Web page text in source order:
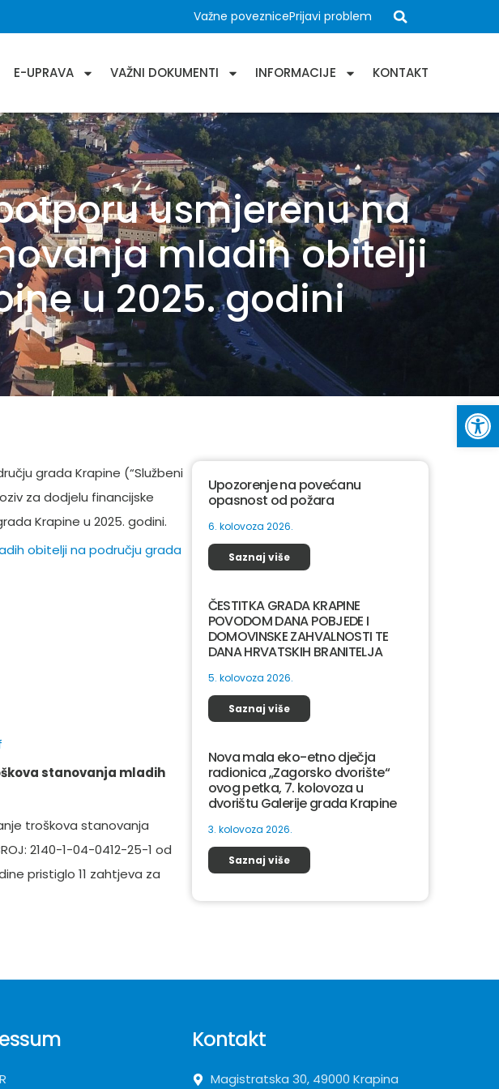
Važne poveznicePrijavi problem
E-UPRAVA VAŽNI DOKUMENTI INFORMACIJE KONTAKT
usmjerenu na
mladih obitelji
u 2025. godini
grada Krapine (“Službeni
za dodjelu financijske
Krapine u 2025. godini.
obitelji na području grada
stanovanja mladih
troškova stanovanja
2140-1-04-0412-25-1 od
pristiglo 11 zahtjeva za
Upozorenje na povećanu
opasnost od požara
6. kolovoza 2026.
Saznaj više
ČESTITKA GRADA KRAPINE
POVODOM DANA POBJEDE I
DOMOVINSKE ZAHVALNOSTI TE
DANA HRVATSKIH BRANITELJA
5. kolovoza 2026.
Saznaj više
Nova mala eko-etno dječja
radionica „Zagorsko dvorište“
ovog petka, 7. kolovoza u
dvorištu Galerije grada Krapine
3. kolovoza 2026.
Saznaj više
Kontakt
Magistratska 30, 49000 Krapina